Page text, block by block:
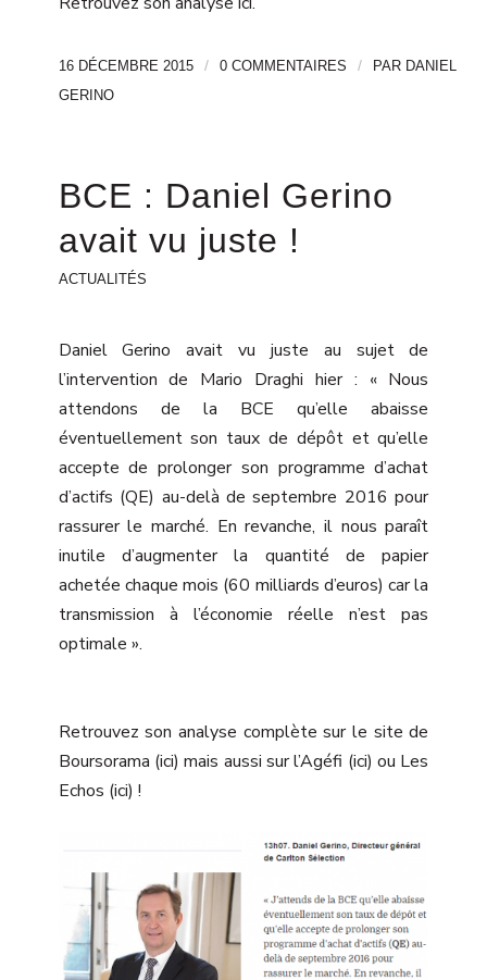
16 DÉCEMBRE 2015 / 0 COMMENTAIRES / PAR DANIEL
GERINO
BCE : Daniel Gerino
avait vu juste !
ACTUALITÉS
Daniel Gerino avait vu juste au sujet de
l’intervention de Mario Draghi hier : « Nous
attendons de la BCE qu’elle abaisse
éventuellement son taux de dépôt et qu’elle
accepte de prolonger son programme d’achat
d’actifs (QE) au-delà de septembre 2016 pour
rassurer le marché. En revanche, il nous paraît
inutile d’augmenter la quantité de papier
achetée chaque mois (60 milliards d’euros) car la
transmission à l’économie réelle n’est pas
optimale ».
Retrouvez son analyse complète sur le site de
Boursorama (ici) mais aussi sur l’Agéfi (ici) ou Les
Echos (ici) !